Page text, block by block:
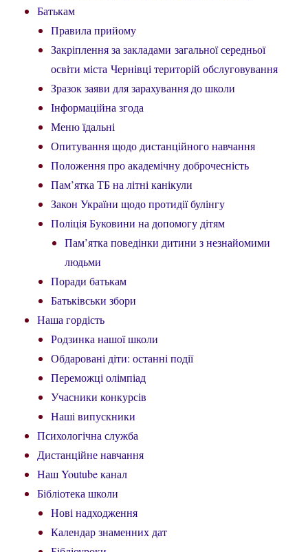
Батькам
Правила прийому
Закріплення за закладами загальної середньої
освіти міста Чернівці територій обслуговування
Зразок заяви для зарахування до школи
Інформаційна згода
Меню їдальні
Опитування щодо дистанційного навчання
Положення про академічну доброчесність
Пам’ятка ТБ на літні канікули
Закон України щодо протидії булінгу
Поліція Буковини на допомогу дітям
Пам’ятка поведінки дитини з незнайомими
людьми
Поради батькам
Батьківськи збори
Наша гордість
Родзинка нашої школи
Обдаровані діти: останні події
Переможці олімпіад
Учасники конкурсів
Наші випускники
Психологічна служба
Дистанційне навчання
Наш Youtube канал
Бібліотека школи
Нові надходження
Календар знаменних дат